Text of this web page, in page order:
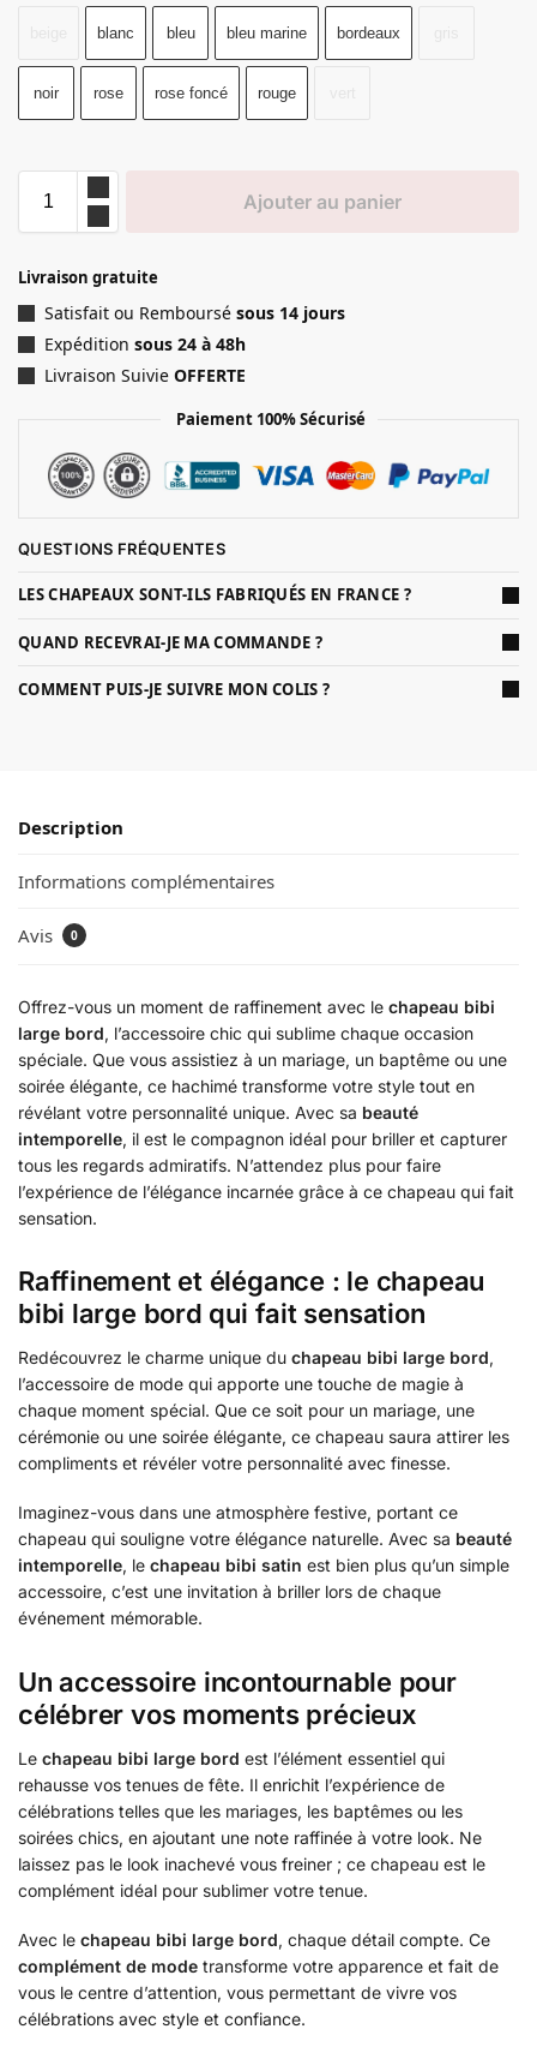
blanc bleu bleu marine bordeaux
noir rose rose foncé rouge
Ajouter au panier
Livraison gratuite
Satisfait ou Remboursé sous 14 jours
Expédition sous 24 à 48h
Livraison Suivie OFFERTE
Paiement 100% Sécurisé
QUESTIONS FRÉQUENTES
LES CHAPEAUX SONT-ILS FABRIQUÉS EN FRANCE ?
QUAND RECEVRAI-JE MA COMMANDE ?
COMMENT PUIS-JE SUIVRE MON COLIS ?
Description
Informations complémentaires
Avis 0
Offrez-vous un moment de raffinement avec le chapeau bibi
large bord, l’accessoire chic qui sublime chaque occasion
spéciale. Que vous assistiez à un mariage, un baptême ou une
soirée élégante, ce hachimé transforme votre style tout en
révélant votre personnalité unique. Avec sa beauté
intemporelle, il est le compagnon idéal pour briller et capturer
tous les regards admiratifs. N’attendez plus pour faire
l’expérience de l’élégance incarnée grâce à ce chapeau qui fait
sensation.
Raffinement et élégance : le chapeau
bibi large bord qui fait sensation
Redécouvrez le charme unique du chapeau bibi large bord,
l’accessoire de mode qui apporte une touche de magie à
chaque moment spécial. Que ce soit pour un mariage, une
cérémonie ou une soirée élégante, ce chapeau saura attirer les
compliments et révéler votre personnalité avec finesse.
Imaginez-vous dans une atmosphère festive, portant ce
chapeau qui souligne votre élégance naturelle. Avec sa beauté
intemporelle, le chapeau bibi satin est bien plus qu’un simple
accessoire, c’est une invitation à briller lors de chaque
événement mémorable.
Un accessoire incontournable pour
célébrer vos moments précieux
Le chapeau bibi large bord est l’élément essentiel qui
rehausse vos tenues de fête. Il enrichit l’expérience de
célébrations telles que les mariages, les baptêmes ou les
soirées chics, en ajoutant une note raffinée à votre look. Ne
laissez pas le look inachevé vous freiner ; ce chapeau est le
complément idéal pour sublimer votre tenue.
Avec le chapeau bibi large bord, chaque détail compte. Ce
complément de mode transforme votre apparence et fait de
vous le centre d’attention, vous permettant de vivre vos
célébrations avec style et confiance.